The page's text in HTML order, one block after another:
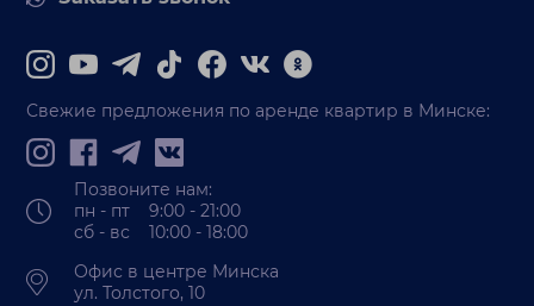
Свежие предложения по аренде квартир в Минске:
Позвоните нам:
пн - пт 9:00 - 21:00
сб - вс 10:00 - 18:00
Офис в центре Минска
ул. Толстого, 10